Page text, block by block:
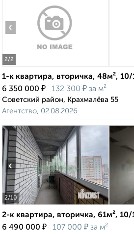
2/2
‹
1-к квартира, вторичка, 48м²,
6 350 000 ₽ 132 300 ₽ за м²
Советский район, Крахмалёва 55
Агентство, 02.08.2026
2/10
‹
2-к квартира, вторичка, 61м²,
6 490 000 ₽ 107 000 ₽ за м²